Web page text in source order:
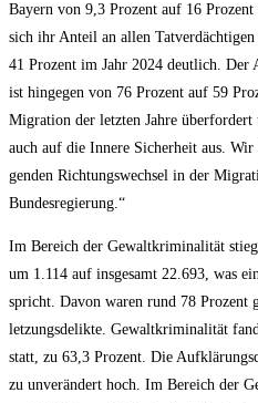
Bay­ern von 9,3 Pro­zent auf 16
sich ihr Anteil an allen
41 Pro­zent im Jahr 2024 deut­lich. Der
ist hin­ge­gen von 76 Pro­zent auf 59
Migra­ti­on der letz­ten Jah­re
auch auf die Inne­re Sicher­heit aus.
gen­den Rich­tungs­wech­sel in der
Bundesregierung.“
Im Bereich der Gewalt­kri­mi­na­li­tät
um 1.114 auf ins­ge­samt 22.693, was
spricht. Davon waren rund 78
let­zungs­de­lik­te. Gewalt­kri­mi­na­li­tät
statt, zu 63,3 Pro­zent. Die
zu unver­än­dert hoch. Im Bereich der